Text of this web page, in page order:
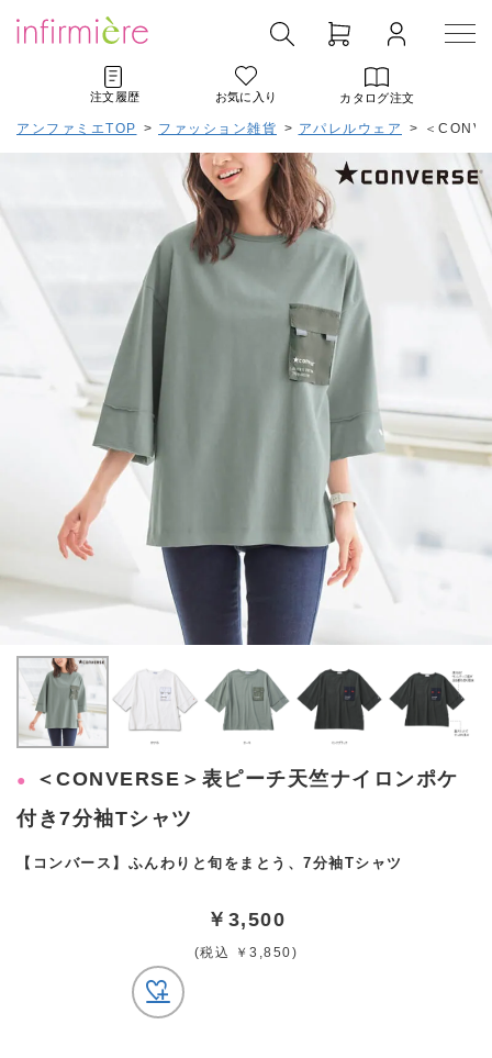
注文履歴 お気に入り カタログ注文
アンファミエTOP > ファッション雑貨 > アパレルウェア > ＜
＜CONVERSE＞表ピーチ天竺ナイロンポケ
付き7分袖Tシャツ
【コンバース】ふんわりと旬をまとう、7分袖Tシャツ
￥3,500
(税込 ￥3,850)